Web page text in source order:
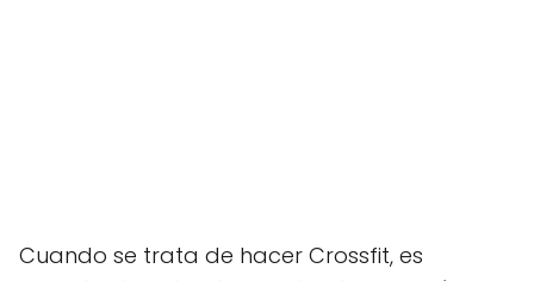
Cuando se trata de hacer Crossfit, es